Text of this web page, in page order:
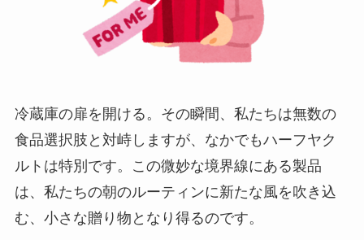
冷蔵庫の扉を開ける。その瞬間、私たちは無数の
食品選択肢と対峙しますが、なかでもハーフヤク
ルトは特別です。この微妙な境界線にある製品
は、私たちの朝のルーティンに新たな風を吹き込
む、小さな贈り物となり得るのです。